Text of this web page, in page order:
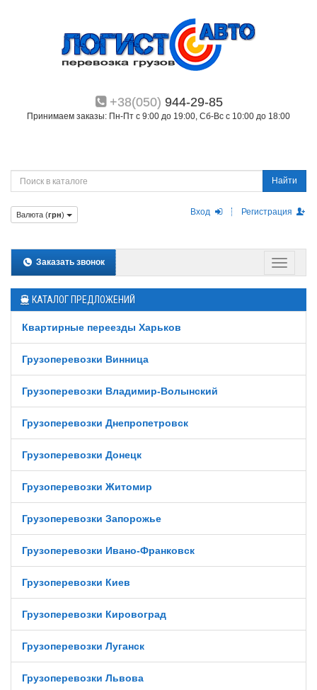
+38(050) 944-29-85
Принимаем заказы: Пн-Пт с 9:00 до 19:00, Сб-Вс с 10:00 до 18:00
Найти
Вход Регистрация
Валюта (грн)
Заказать звонок
КАТАЛОГ ПРЕДЛОЖЕНИЙ
Квартирные переезды Харьков
Грузоперевозки Винница
Грузоперевозки Владимир-Волынский
Грузоперевозки Днепропетровск
Грузоперевозки Донецк
Грузоперевозки Житомир
Грузоперевозки Запорожье
Грузоперевозки Ивано-Франковск
Грузоперевозки Киев
Грузоперевозки Кировоград
Грузоперевозки Луганск
Грузоперевозки Львова